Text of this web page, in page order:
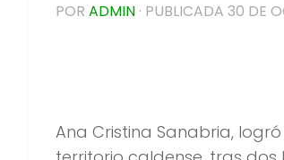
POR ADMIN · PUBLICADA 30 DE
Ana Cristina Sanabria,